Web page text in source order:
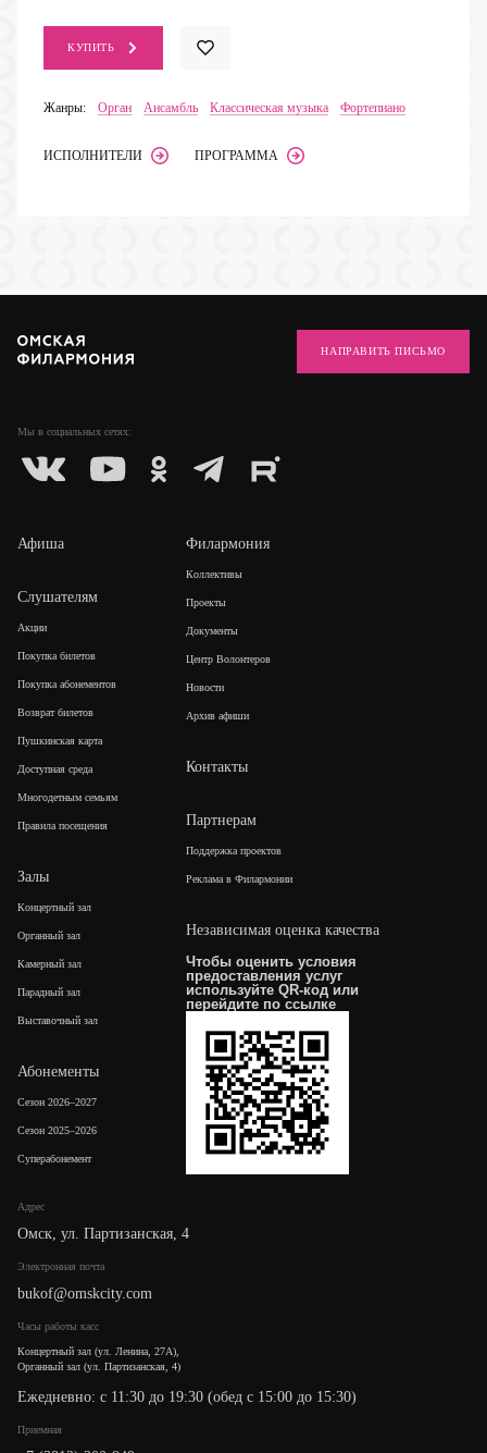
КУПИТЬ
Жанры: Орган Ансамбль Классическая музыка Фортепиано
ИСПОЛНИТЕЛИ ПРОГРАММА
Мы в социальных сетях:
НАПРАВИТЬ ПИСЬМО
Адрес
Омск, ул. Партизанская, 4
Электронная почта
bukof@omskcity.com
Часы работы касс
Концертный зал (ул. Ленина, 27А),
Органный зал (ул. Партизанская, 4)
Ежедневно: с 11:30 до 19:30 (обед с 15:00 до 15:30)
Приемная
Афиша
Слушателям
Акции
Покупка билетов
Покупка абонементов
Возврат билетов
Пушкинская карта
Доступная среда
Многодетным семьям
Правила посещения
Залы
Концертный зал
Органный зал
Камерный зал
Парадный зал
Выставочный зал
Абонементы
Сезон 2026–2027
Сезон 2025–2026
Суперабонемент
Филармония
Коллективы
Проекты
Документы
Центр Волонтеров
Новости
Архив афиши
Контакты
Партнерам
Поддержка проектов
Реклама в Филармонии
Независимая оценка качества
Чтобы оценить условия
предоставления услуг
используйте QR-код или
перейдите по ссылке